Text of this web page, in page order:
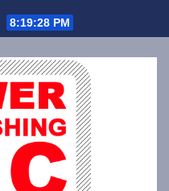
8:19:29 PM